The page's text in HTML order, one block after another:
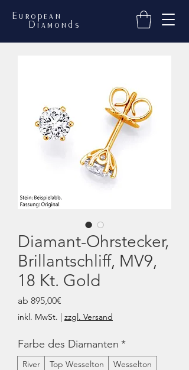
European
Diamonds
Diamant-Ohrstecker,
Brillantschliff, MV9,
18 Kt. Gold
ab 895,00€
Preis
inkl. MwSt. | zzgl. Versand
Farbe des Diamanten *
River Top Wesselton Wesselton